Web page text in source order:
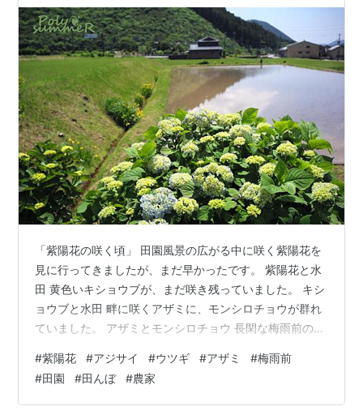
「紫陽花の咲く頃」 田園風景の広がる中に咲く紫陽花を
見に行ってきましたが、まだ早かったです。 紫陽花と水
田 黄色いキショウブが、まだ咲き残っていました。 キシ
ョウブと水田 畔に咲くアザミに、モンシロチョウが群れ
ていました。 アザミとモンシロチョウ 長閑な梅雨前の田
サウツギが綺麗でした。 農家のサラサウツギ
#紫陽花 #アジサイ #ウツギ #アザミ #梅雨前
#田園 #田んぼ #農家